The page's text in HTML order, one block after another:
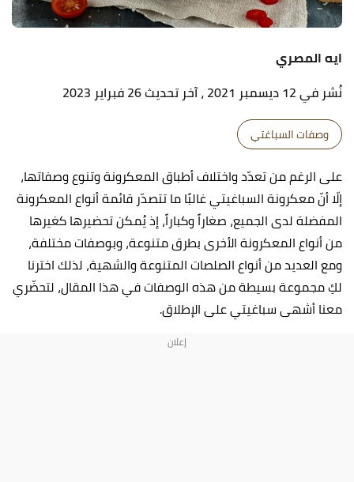
ايه المصري
نُشر في 12 ديسمبر 2021
، آخر تحديث 26 فبراير 2023
وصفات السباغتي
على الرغم من تعدّد واختلاف أطباق المعكرونة وتنوع وصفاتها،
إلّا أنّ معكرونة السباغيتي غالبًا ما تتصدّر قائمة أنواع المعكرونة
المفضلة لدى الجميع، صغاراً وكباراً، إذ يُمكن تحضيرها كغيرها
من أنواع المعكرونة الأخرى بطرق متنوعة، وبوصفات مختلفة،
ومع العديد من أنواع الصلصات المتنوعة والشهية، لذلك اخترنا
لكِ مجموعة بسيطة من هذه الوصفات في هذا المقال، لتحضّري
معنا أشهى سباغيتي على الإطلاق.